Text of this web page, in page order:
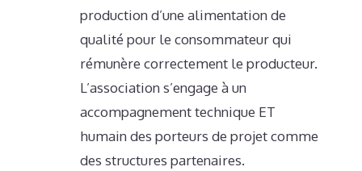
production d’une alimentation de
qualité pour le consommateur qui
rémunère correctement le producteur.
L’association s’engage à un
accompagnement technique ET
humain des porteurs de projet comme
des structures partenaires.